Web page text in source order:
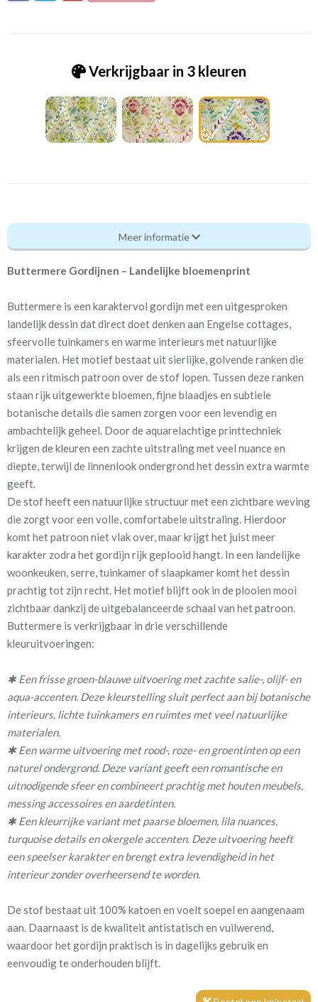
Verkrijgbaar in 3 kleuren
Pt_5699 Buttermere 384 foxglove
Eigenschappen gordijnstof
Artikelnummer
Pt_5699 Buttermere 384
Patroon: 32 cm
Stofbreedte: 137 cm
Mate van verduistering:
Geen (voering optioneel
tijdens bestelproces)
Meestal eerder, maar houd
rekening met
circa 1-2 weken
Materiaal: Katoen
Uniek, normaal alleen in de
amerika verkrijgbaar...
Wil je de stof eerst zien en voelen voordat je een op maat
bestellen om de textuur en kleur te beoordelen. Staaltjes worden
meestal dezelfde dag nog verzonden.
Voor extra isolatie en verduistering kan tijdens het bestelproces
de optie “Voering” aanvinken. Een voering zorgt in de
wintermaanden dat kou zoveel mogelijk buiten blijft en in de
zomerperiode de warmte buiten houdt. Voor een slaapkamer
bevordert dit een goede nachtrust. Bovendien werkt een voering
tevens geluidsisolerend, daarnaast voorkomt het verkleuring
door invloed van zonlicht en zorgt het voor een fraai
buitenaanzicht.
GordijnenWinkel heeft 3 soorten voering:
✔ kwart verduisterend lichtdoorlatend katoensatijn
✔ half verduisterend
✔ 100% verduisterend
Meer informatie
Buttermere Gordijnen – Landelijke bloemenprint
Buttermere is een karaktervol gordijn met een uitgesproken
landelijk dessin dat direct doet denken aan Engelse cottages,
sfeervolle tuinkamers en warme interieurs met natuurlijke
materialen. Het motief bestaat uit sierlijke, golvende ranken die
als een ritmisch patroon over de stof lopen. Tussen deze ranken
staan rijk uitgewerkte bloemen, fijne blaadjes en subtiele
botanische details die samen zorgen voor een levendig en
ambachtelijk geheel. Door de aquarelachtige printtechniek
krijgen de kleuren een zachte uitstraling met veel nuance en
diepte, terwijl de linnenlook ondergrond het dessin extra warmte
geeft.
De stof heeft een natuurlijke structuur met een zichtbare weving
die zorgt voor een volle, comfortabele uitstraling. Hierdoor
komt het patroon niet vlak over, maar krijgt het juist meer
karakter zodra het gordijn rijk geplooid hangt. In een landelijke
woonkeuken, serre, tuinkamer of slaapkamer komt het dessin
prachtig tot zijn recht. Het motief blijft ook in de plooien mooi
zichtbaar dankzij de uitgebalanceerde schaal van het patroon.
Buttermere is verkrijgbaar in drie verschillende
kleuruitvoeringen:
✱ Een frisse groen-blauwe uitvoering met zachte salie-, olijf- en
aqua-accenten. Deze kleurstelling sluit perfect aan bij botanische
interieurs, lichte tuinkamers en ruimtes met veel natuurlijke
materialen.
✱ Een warme uitvoering met rood-, roze- en groentinten op een
naturel ondergrond. Deze variant geeft een romantische en
uitnodigende sfeer en combineert prachtig met houten meubels,
messing accessoires en aardetinten.
✱ Een kleurrijke variant met paarse bloemen, lila nuances,
turquoise details en okergele accenten. Deze uitvoering heeft
een speelser karakter en brengt extra levendigheid in het
interieur zonder overheersend te worden.
De stof bestaat uit 100% katoen en voelt soepel en aangenaam
aan. Daarnaast is de kwaliteit antistatisch en vuilwerend,
waardoor het gordijn praktisch is in dagelijks gebruik en
eenvoudig te onderhouden blijft.